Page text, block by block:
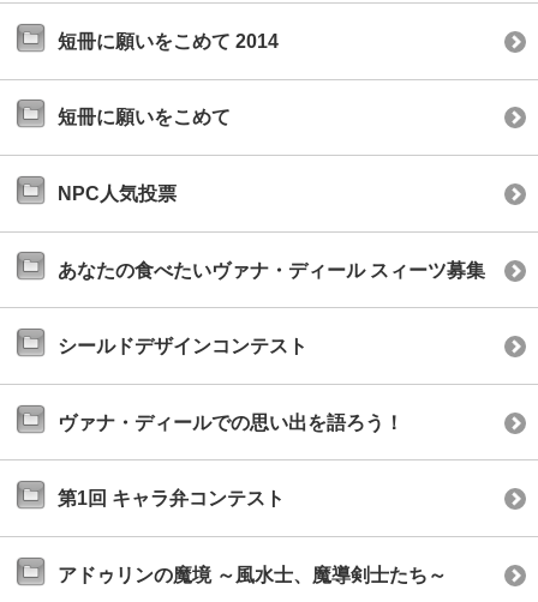
短冊に願いをこめて 2014
短冊に願いをこめて
NPC人気投票
あなたの食べたいヴァナ・ディール スィーツ募集
シールドデザインコンテスト
ヴァナ・ディールでの思い出を語ろう！
第1回 キャラ弁コンテスト
アドゥリンの魔境 ～風水士、魔導剣士たち～